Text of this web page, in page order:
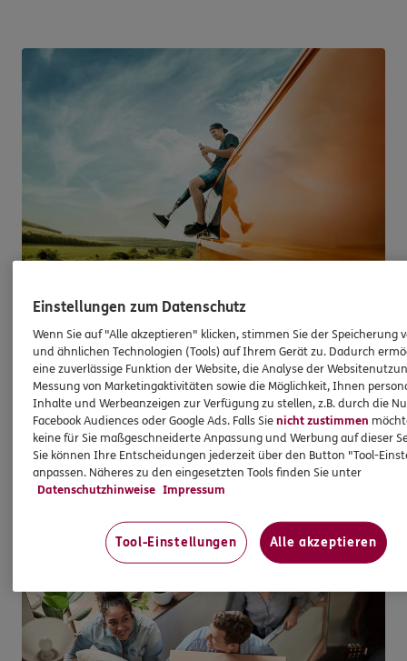
Unfallversicherung
Weil "Kann passieren" schnell passiert ist.
Über 70 % der Unfälle passieren zu Hause und in
der Freizeit. Besser gleich absichern! Lassen Sie
sich jetzt unverbindlich zur ERGO
Unfallversicherung beraten.
Einstellungen zum Datenschutz
Wenn Sie auf "Alle akzeptieren" klicken, stimmen Sie der Speicherung
und ähnlichen Technologien (Tools) auf Ihrem Gerät zu. Dadurch
eine zuverlässige Funktion der Website, die Analyse der
Messung von Marketingaktivitäten sowie die Möglichkeit, Ihnen
Inhalte und Werbeanzeigen zur Verfügung zu stellen, z.B. durch die
Facebook Audiences oder Google Ads. Falls Sienicht zustimmen
keine für Sie maßgeschneiderte Anpassung und Werbung auf dieser
Sie können Ihre Entscheidungen jederzeit über den Button "Tool-
anpassen. Näheres zu den eingesetzten Tools finden Sie unter
Datenschutzhinweise Impressum
Tool-Einstellungen Alle akzeptieren